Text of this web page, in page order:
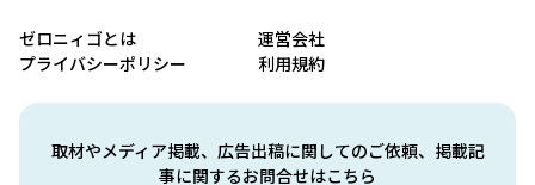
取材やメディア掲載、広告出稿に関してのご依頼、掲載記
事に関するお問合せはこちら
ゼロニィゴとは
運営会社
プライバシーポリシー
利用規約